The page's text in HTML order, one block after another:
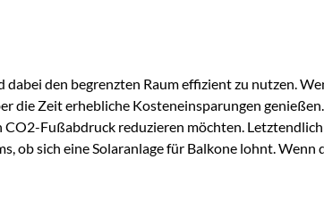
den begrenzten Raum effizient zu nutzen.
die Zeit erhebliche Kosteneinsparungen
Fußabdruck reduzieren möchten.
ob sich eine Solaranlage für Balkone lohnt. Wenn